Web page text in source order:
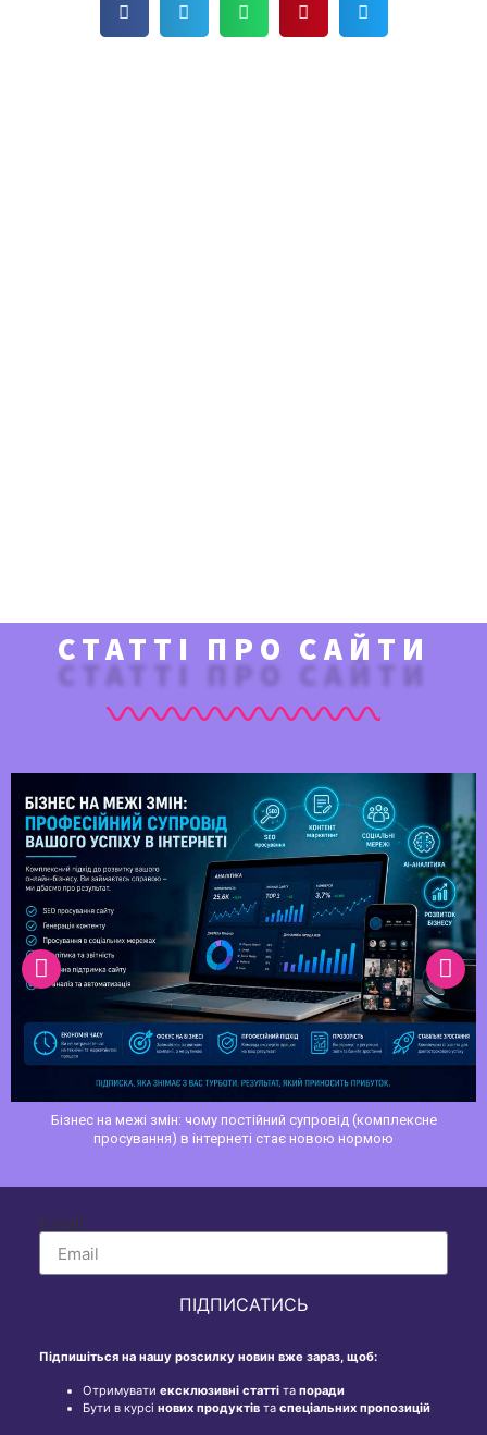
СТАТТІ ПРО САЙТИ
Семантичне ядро сайту: як зібрати ключові слова з
Email
ПІДПИСАТИСЬ
Підпишіться на нашу розсилку новин вже зараз, щоб:
Отримувати ексклюзивні статті та поради
Бути в курсі нових продуктів та спеціальних пропозицій